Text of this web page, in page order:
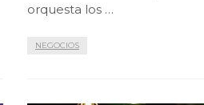
orquesta los …
NEGOCIOS